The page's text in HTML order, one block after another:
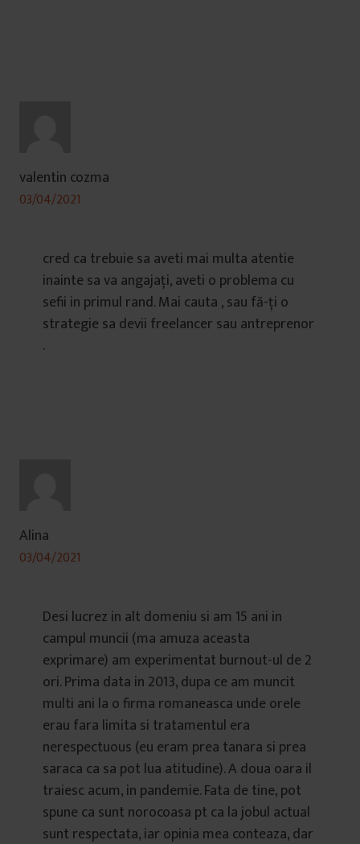
valentin cozma
03/04/2021
cred ca trebuie sa aveti mai multa atentie
inainte sa va angajați, aveti o problema cu
sefii in primul rand. Mai cauta , sau fă-ți o
strategie sa devii freelancer sau antreprenor
.
Alina
03/04/2021
Desi lucrez in alt domeniu si am 15 ani in
campul muncii (ma amuza aceasta
exprimare) am experimentat burnout-ul de 2
ori. Prima data in 2013, dupa ce am muncit
multi ani la o firma romaneasca unde orele
erau fara limita si tratamentul era
nerespectuous (eu eram prea tanara si prea
saraca ca sa pot lua atitudine). A doua oara il
traiesc acum, in pandemie. Fata de tine, pot
spune ca sunt norocoasa pt ca la jobul actual
sunt respectata, iar opinia mea conteaza, dar